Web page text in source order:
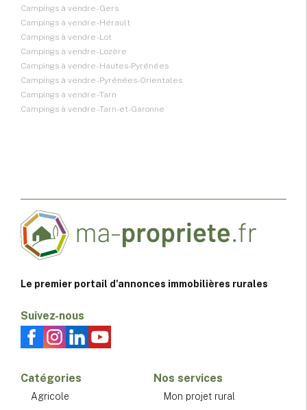
Campings à vendre - Gers
Campings à vendre - Hérault
Campings à vendre - Lot
Campings à vendre - Lozère
Campings à vendre - Hautes-Pyrénées
Campings à vendre - Pyrénées-Orientales
Campings à vendre - Tarn
Campings à vendre - Tarn-et-Garonne
Le premier portail d'annonces immobilières rurales
Suivez-nous
Catégories
Agricole
Nos services
Mon projet rural